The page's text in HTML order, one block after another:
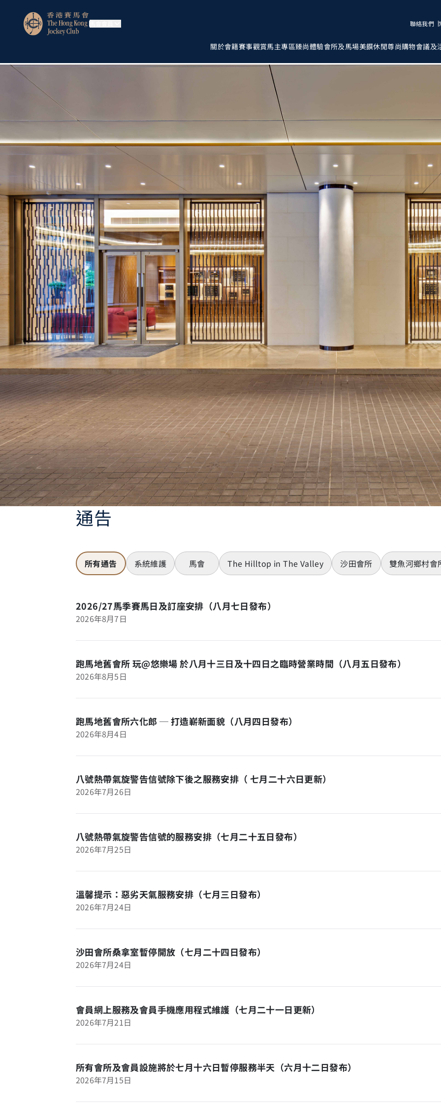
聯絡我們
關於會籍賽事觀賞馬主專區臻尚體驗會所及馬場美饌休閒尊尚購物會議及
通告
所有通告 系統維護 馬會 The Hilltop in The Valley 沙田會所 雙魚河鄉村會
2026/27馬季賽馬日及訂座安排（八月七日發布）
2026年8月7日
跑馬地舊會所 玩@悠樂場 於八月十三日及十四日之臨時營業時間（八月五日發布）
2026年8月5日
跑馬地舊會所六化郎 ─ 打造嶄新面貌（八月四日發布）
2026年8月4日
八號熱帶氣旋警告信號除下後之服務安排（ 七月二十六日更新）
2026年7月26日
八號熱帶氣旋警告信號的服務安排（七月二十五日發布）
2026年7月25日
溫馨提示：惡劣天氣服務安排（七月三日發布）
2026年7月24日
沙田會所桑拿室暫停開放（七月二十四日發布）
2026年7月24日
會員網上服務及會員手機應用程式維護（七月二十一日更新）
2026年7月21日
所有會所及會員設施將於七月十六日暫停服務半天（六月十二日發布）
2026年7月15日